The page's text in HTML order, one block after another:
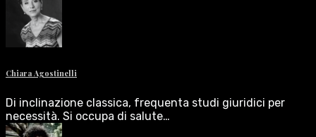
Chiara Agostinelli
Di inclinazione classica, frequenta studi giuridici per
necessità. Si occupa di salute…